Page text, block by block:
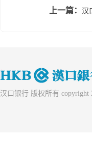
上一篇： 汉
汉口银行 版权所有 copyright